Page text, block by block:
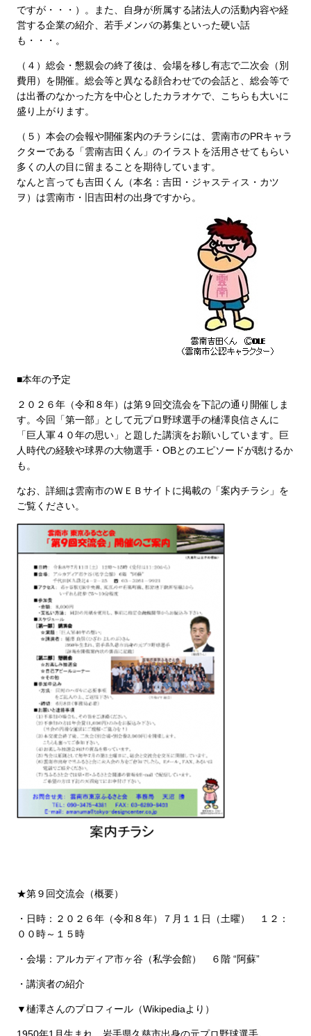
ですが・・・）。また、自身が所属する諸法人の活動内容や経
営する企業の紹介、若手メンバの募集といった硬い話
も・・・。
（４）総会・懇親会の終了後は、会場を移し有志で二次会（別
費用）を開催。総会等と異なる顔合わせでの会話と、総会等で
は出番のなかった方を中心としたカラオケで、こちらも大いに
盛り上がります。
（５）本会の会報や開催案内のチラシには、雲南市のPRキャラ
クターである「雲南吉田くん」のイラストを活用させてもらい
多くの人の目に留まることを期待しています。
なんと言っても吉田くん（本名：吉田・ジャスティス・カツ
ヲ）は雲南市・旧吉田村の出身ですから。
■本年の予定
２０２６年（令和８年）は第９回交流会を下記の通り開催しま
す。今回「第一部」として元プロ野球選手の樋澤良信さんに
「巨人軍４０年の思い」と題した講演をお願いしています。巨
人時代の経験や球界の大物選手・OBとのエピソードが聴けるか
も。
なお、詳細は雲南市のＷＥＢサイトに掲載の「案内チラシ」を
ご覧ください。
★第９回交流会（概要）
・日時：２０２６年（令和８年）７月１１日（土曜） １２：
００時～１５時
・会場：アルカディア市ヶ谷（私学会館） ６階 “阿蘇”
・講演者の紹介
▼樋澤さんのプロフィール（Wikipediaより）